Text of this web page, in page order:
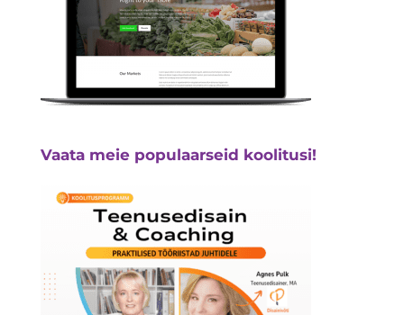
Vaata meie populaarseid koolitusi!